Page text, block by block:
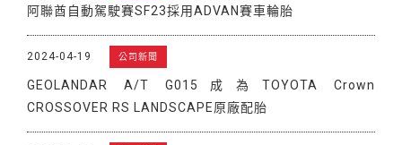
阿聯酋自動駕駛賽SF23採用ADVAN賽車輪胎
2024-04-19 公司新聞
GEOLANDAR A/T G015成為TOYOTA Crown
CROSSOVER RS LANDSCAPE原廠配胎